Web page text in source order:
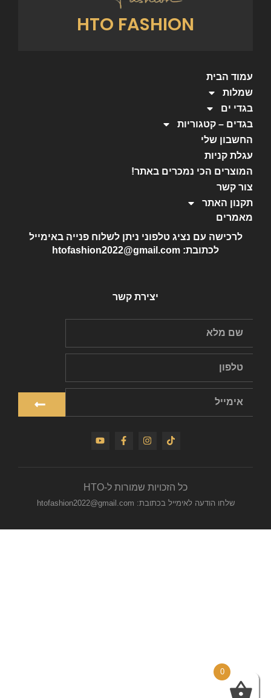
HTO FASHION
עמוד הבית
שמלות
בגדי ים
בגדים – קטגוריות
החשבון שלי
עגלת קניות
המוצרים הכי נמכרים באתר!
צור קשר
תקנון האתר
מאמרים
לרכישה עם נציג טלפוני ניתן לשלוח פנייה באימייל
לכתובת: htofashion2022@gmail.com
יצירת קשר
כל הזכויות שמורות ל-HTO
שלחו הודעה לאימייל בכתובת: htofashion2022@gmail.com
0